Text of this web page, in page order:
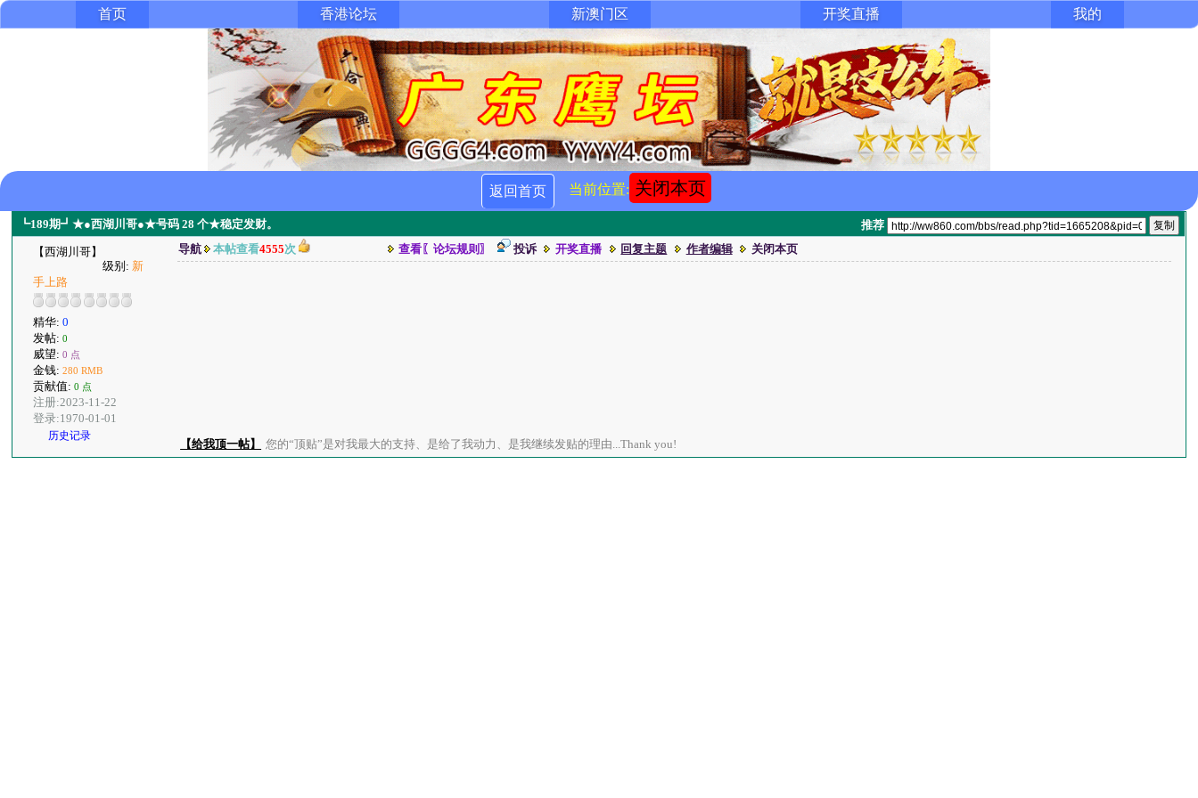
首页 香港论坛 新澳门区 开奖直播 我的
返回首页 当前位置: 关闭本页
┗189期┛★●西湖川哥●★号码 28 个★稳定发财。 推荐
【西湖川哥】
级别: 新
手上路
精华:0
发帖:0
威望:0 点
金钱:280 RMB
贡献值:0 点
注册:2023-11-22
登录:1970-01-01
历史记录
导航 本帖查看4555次 查看〖论坛规则〗 投诉 开奖直播 回复主题 作者编辑 关闭本页
【给我顶一帖】 您的“顶贴”是对我最大的支持、是给了我动力、是我继续发贴的理由...Thank you!